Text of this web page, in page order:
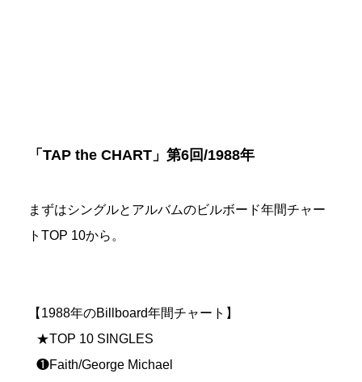
「TAP the CHART」第6回/1988年
まずはシングルとアルバムのビルボード年間チャー
トTOP 10から。
【1988年のBillboard年間チャート】
★TOP 10 SINGLES
❶Faith/George Michael